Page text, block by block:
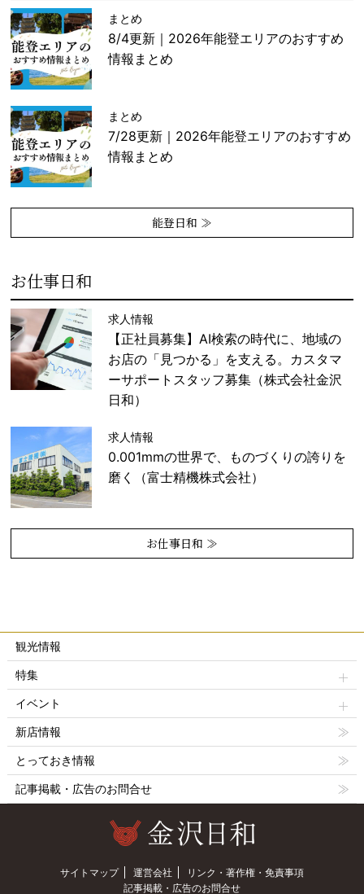
まとめ
8/4更新｜2026年能登エリアのおすすめ
情報まとめ
まとめ
7/28更新｜2026年能登エリアのおすすめ
情報まとめ
能登日和 ≫
お仕事日和
求人情報
【正社員募集】AI検索の時代に、地域の
お店の「見つかる」を支える。カスタマ
ーサポートスタッフ募集（株式会社金沢
日和）
求人情報
0.001mmの世界で、ものづくりの誇りを
磨く（富士精機株式会社）
お仕事日和 ≫
観光情報
特集
イベント
新店情報
とっておき情報
記事掲載・広告のお問合せ
サイトマップ 運営会社
リンク・著作権・免責事項
記事掲載・広告のお問合せ